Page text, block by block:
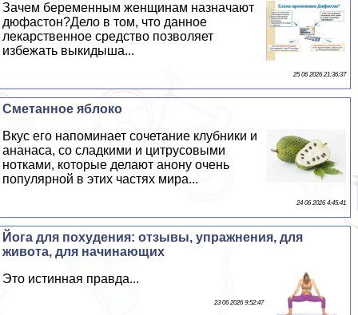
Зачем беременным женщинам назначают
дюфастон?Дело в том, что данное
лекарственное средство позволяет
избежать выкидыша...
25 06 2026 21:36:37
Сметанное яблоко
Вкус его напоминает сочетание клубники и
ананаса, со сладкими и цитрусовыми
нотками, которые делают анону очень
популярной в этих частях мира...
24 06 2026 4:45:41
Йога для похудения: отзывы, упражнения, для
живота, для начинающих
Это истинная правда...
23 06 2026 9:52:47